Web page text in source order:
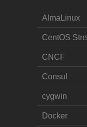
AlmaLinux
CentOS
CNCF
Consul
cygwin
Docker